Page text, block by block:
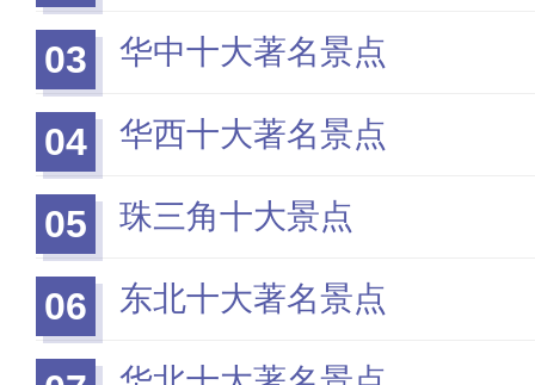
03 华中十大著名景点
04 华西十大著名景点
05 珠三角十大景点
06 东北十大著名景点